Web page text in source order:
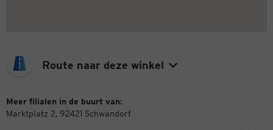
Route naar deze winkel
Meer filialen in de buurt van:
Marktplatz 2, 92421 Schwandorf